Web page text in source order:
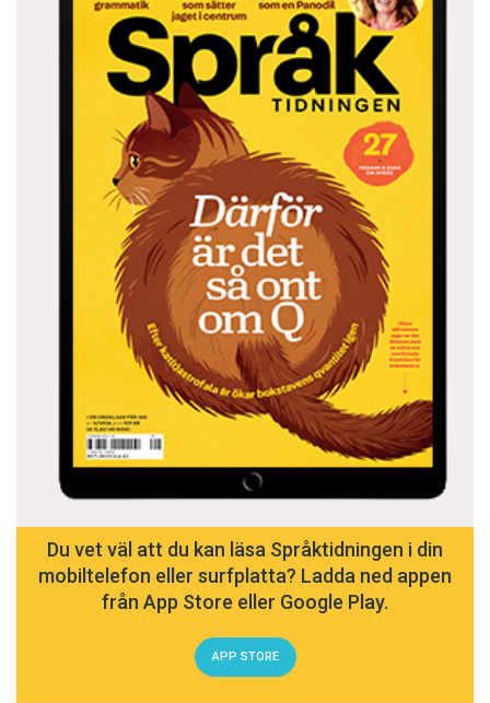
Du vet väl att du kan läsa Språktidningen i din
mobiltelefon eller surfplatta? Ladda ned appen
från App Store eller Google Play.
APP STORE